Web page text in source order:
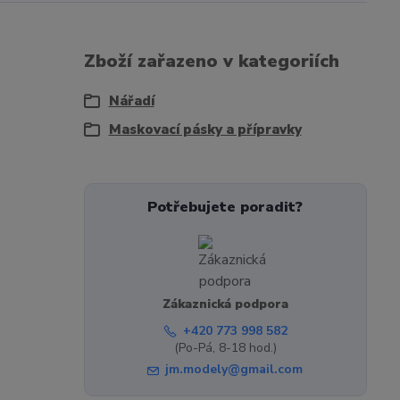
Zboží zařazeno v kategoriích
Nářadí
Maskovací pásky a přípravky
Potřebujete poradit?
Zákaznická podpora
+420 773 998 582
(Po-Pá, 8-18 hod.)
jm.modely@gmail.com